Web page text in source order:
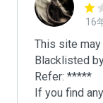
16
This site
Blacklisted
Refer: *****
If you find